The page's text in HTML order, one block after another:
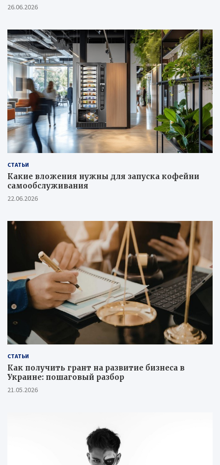
26.06.2026
СТАТЬИ
Какие вложения нужны для запуска кофейни
самообслуживания
22.06.2026
СТАТЬИ
Как получить грант на развитие бизнеса в
Украине: пошаговый разбор
21.05.2026